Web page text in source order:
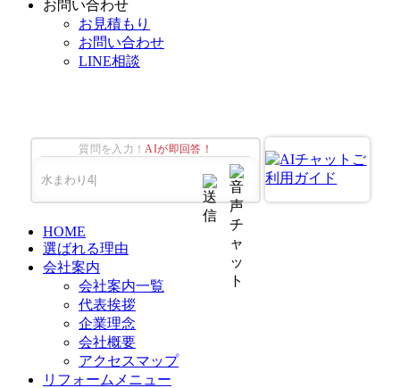
お問い合わせ
お見積もり
お問い合わせ
LINE相談
質問を入力！ AIが即回答！
HOME
選ばれる理由
会社案内
会社案内一覧
代表挨拶
企業理念
会社概要
アクセスマップ
リフォームメニュー